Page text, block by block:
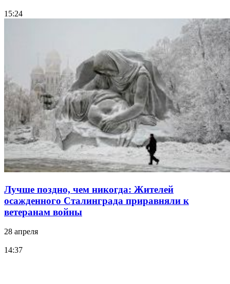
15:24
Лучше поздно, чем никогда: Жителей
осажденного Сталинграда приравняли к
ветеранам войны
28 апреля
14:37